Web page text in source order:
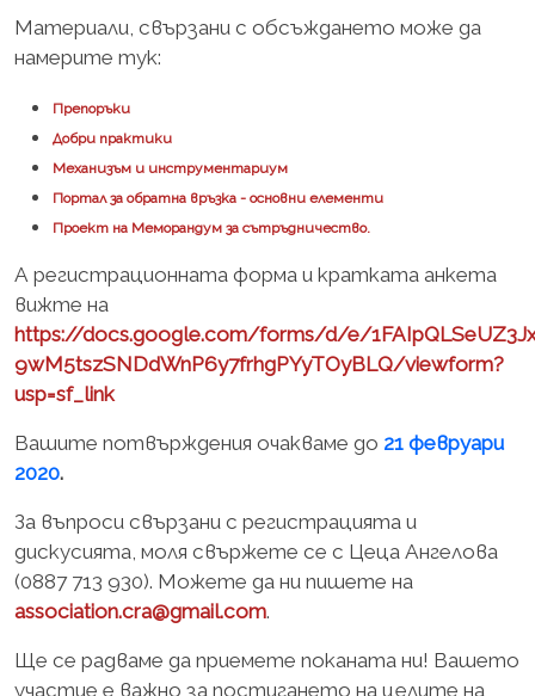
Материали, свързани с обсъждането може да
намерите тук:
Препоръки
Добри практики
Механизъм и инструментариум
Портал за обратна връзка - основни елементи
Проект на Меморандум за сътръдничество.
А регистрационната форма и кратката анкета
вижте на
https://docs.google.com/forms/d/e/
9wM5tszSNDdWnP6y7frhgPYyTOyBLQ/viewform?
usp=sf_link
Вашите потвърждения очакваме до 21 февруари
2020.
За въпроси свързани с регистрацията и
дискусията, моля свържете се с Цеца Ангелова
(0887 713 930). Можете да ни пишете на
association.cra@gmail.com.
Ще се радваме да приемете поканата ни! Вашето
участие е важно за постигането на целите на